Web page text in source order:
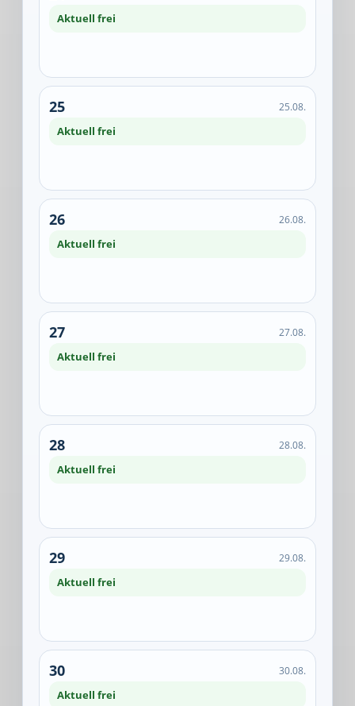
Aktuell frei
25 25.08.
Aktuell frei
26 26.08.
Aktuell frei
27 27.08.
Aktuell frei
28 28.08.
Aktuell frei
29 29.08.
Aktuell frei
30 30.08.
Aktuell frei